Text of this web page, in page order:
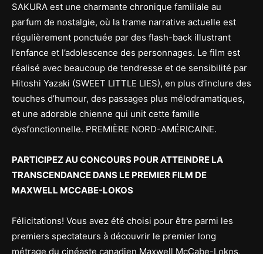
SAKURA est une charmante chronique familiale au
parfum de nostalgie, où la trame narrative actuelle est
régulièrement ponctuée par des flash-back illustrant
l’enfance et l’adolescence des personnages. Le film est
réalisé avec beaucoup de tendresse et de sensibilité par
Hitoshi Yazaki (SWEET LITTLE LIES), en plus d’inclure des
touches d’humour, des passages plus mélodramatiques,
et une adorable chienne qui unit cette famille
dysfonctionnelle. PREMIÈRE NORD-AMÉRICAINE.
PARTICIPEZ AU CONCOURS POUR ATTEINDRE LA
TRANSCENDANCE DANS LE PREMIER FILM DE
MAXWELL MCCABE-LOKOS
Félicitations! Vous avez été choisi pour être parmi les
premiers spectateurs à découvrir le premier long
métrage du cinéaste canadien Maxwell McCabe-Lokos,